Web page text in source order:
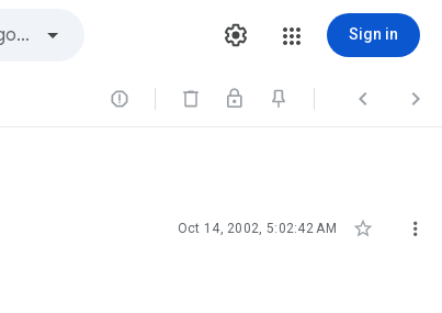
Sign in
  
Oct 14, 2002, 5:02:42 AM  